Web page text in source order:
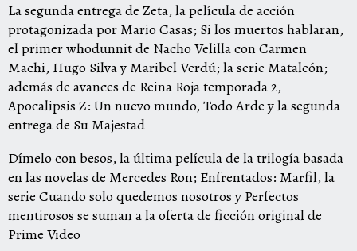
La segunda entrega de Zeta, la película de acción
protagonizada por Mario Casas; Si los muertos hablaran,
el primer whodunnit de Nacho Velilla con Carmen
Machi, Hugo Silva y Maribel Verdú; la serie Mataleón;
además de avances de Reina Rojatemporada 2,
Apocalipsis Z: Un nuevo mundo,Todo Ardey la segunda
entrega de Su Majestad
Dímelo con besos,la última película de la trilogía basada
en las novelas de Mercedes Ron; Enfrentados: Marfil,la
serie Cuando solo quedemos nosotrosy Perfectos
mentirosos se suman a la oferta de ficción original de
Prime Video